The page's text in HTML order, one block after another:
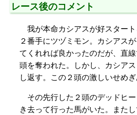
レース後のコメント
我が本命カシアスが好スタート
２番手にツヅミモン。カシアス
てくれれば良かったのだが、直
頭を奪われた。しかし、カシア
し返す。この２頭の激しいせめぎ
その先行した２頭のデッドヒ
き去って行った馬がいた。また